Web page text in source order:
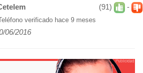
(91) -
verificado hace 9 meses
06/2016